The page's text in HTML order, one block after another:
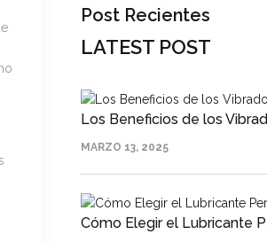
Post Recientes
LATEST POST
Los Beneficios de los
MARZO 13, 2025
Cómo Elegir el Lubricante